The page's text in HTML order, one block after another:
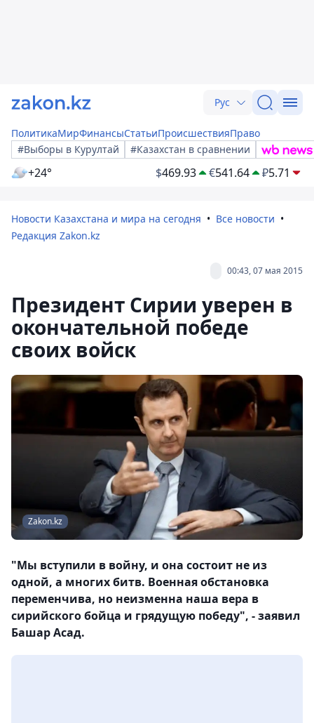
Рус
ПолитикаМирФинансыСтатьиПроисшествияПраво
#Выборы в Курултай
#Казахстан в сравнении
+24° $469.93 €541.64 ₽5.71
Новости Казахстана и мира на сегодня
Все новости
Редакция Zakon.kz
00:43, 07 мая 2015
Президент Сирии уверен в
окончательной победе
своих войск
Zakon.kz
"Мы вступили в войну, и она состоит не из
одной, а многих битв. Военная обстановка
переменчива, но неизменна наша вера в
сирийского бойца и грядущую победу", - заявил
Башар Асад.